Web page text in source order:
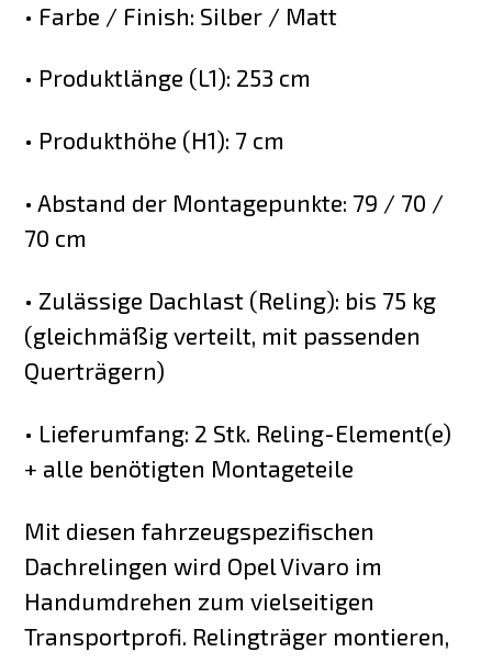
• Farbe / Finish: Silber / Matt
• Produktlänge (L1): 253 cm
• Produkthöhe (H1): 7 cm
• Abstand der Montagepunkte: 79 / 70 /
70 cm
• Zulässige Dachlast (Reling): bis 75 kg
(gleichmäßig verteilt, mit passenden
Querträgern)
• Lieferumfang: 2 Stk. Reling-Element(e)
+ alle benötigten Montageteile
Mit diesen fahrzeugspezifischen
Dachrelingen wird Opel Vivaro im
Handumdrehen zum vielseitigen
Transportprofi. Relingträger montieren,